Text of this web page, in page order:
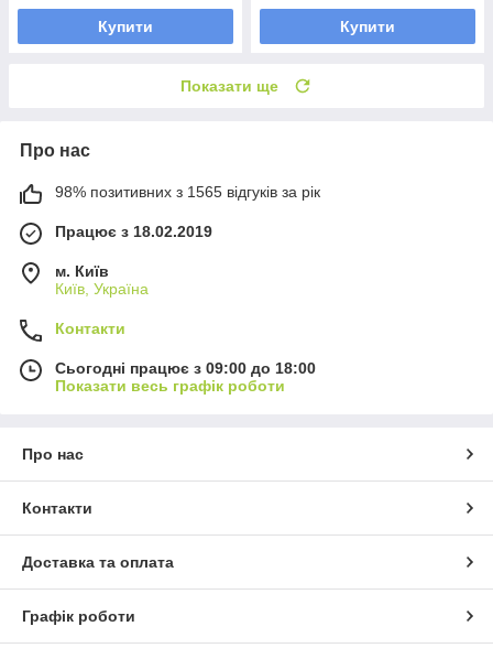
Купити Купити
Показати ще
Про нас
98% позитивних з 1565 відгуків за рік
Працює з 18.02.2019
м. Київ
Київ, Україна
Контакти
Сьогодні працює з 09:00 до 18:00
Показати весь графік роботи
Про нас
Контакти
Доставка та оплата
Графік роботи